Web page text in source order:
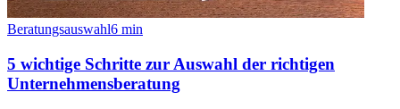
Beratungsauswahl6 min
5 wichtige Schritte zur Auswahl der richtigen
Unternehmensberatung